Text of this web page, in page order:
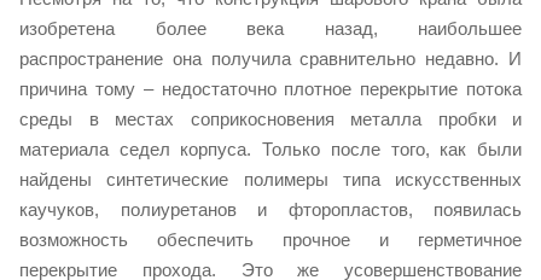
изобретена более века назад, наибольшее
распространение она получила сравнительно недавно. И
причина тому – недостаточно плотное перекрытие потока
среды в местах соприкосновения металла пробки и
материала седел корпуса. Только после того, как были
найдены синтетические полимеры типа искусственных
каучуков, полиуретанов и фторопластов, появилась
возможность обеспечить прочное и герметичное
перекрытие прохода. Это же усовершенствование